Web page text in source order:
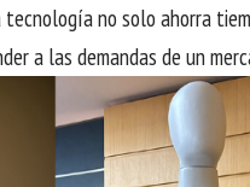
no solo ahorra
a las demandas de un